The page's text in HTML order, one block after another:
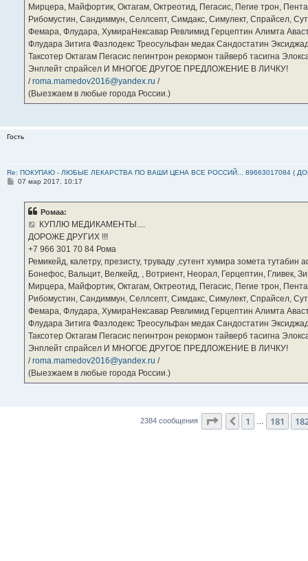
Мирцера, Майфортик, Октагам, Октреотид, Пегасис, Пегие трон,
Рибомустин, Сандиммун, Селлсепт, Симдакс, Симулект, Спрайсел,
Фемара, Флудара, ХумираНексавар Ревлимид Герцептин Алимта
Флудара Зитига Фазлодекс Треосульфан медак Сандостатин
Таксотер Октагам Пегасис пегинтрон рекормон тайверб тасигна
Энплейт спрайсел И МНОГОЕ ДРУГОЕ ПРЕДЛОЖЕНИЕ В ЛИЧКУ!
/roma.mamedov2016@yandex.ru /
(Выезжаем в любые города России.)
Гость
Re: ПОКУПАЮ - ЛЮБЫЕ ЛЕКАРСТВА ПО ВАШИ ЦЕНА ВСЕ РОССИЙ... 89663017084 (
С07 мар 2017, 10:17
Ромаа:
КУПЛЮ МЕДИКАМЕНТЫ....
ДОРОЖЕ ДРУГИХ !!!
‪+7 966 301 70 84‬ Рома
Ремикейд, калетру, презисту, труваду ,сутент хумира зомета
Бонефос, Вальцит, Велкейд, , Вотриент, Неорал, Герцептин, Гливек,
Мирцера, Майфортик, Октагам, Октреотид, Пегасис, Пегие трон,
Рибомустин, Сандиммун, Селлсепт, Симдакс, Симулект, Спрайсел,
Фемара, Флудара, ХумираНексавар Ревлимид Герцептин Алимта
Флудара Зитига Фазлодекс Треосульфан медак Сандостатин
Таксотер Октагам Пегасис пегинтрон рекормон тайверб тасигна
Энплейт спрайсел И МНОГОЕ ДРУГОЕ ПРЕДЛОЖЕНИЕ В ЛИЧКУ!
/roma.mamedov2016@yandex.ru /
(Выезжаем в любые города России.)
2384 сообщения Страница 183из
Пред.
1 181